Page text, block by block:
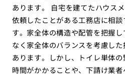
あります。 自宅を建てたハウス
依頼したことがある工務店に相
す。家全体の構造や配管を把握
なく家全体のバランスを考慮し
あります。しかし、トイレ単体
時間がかかることや、下請け業